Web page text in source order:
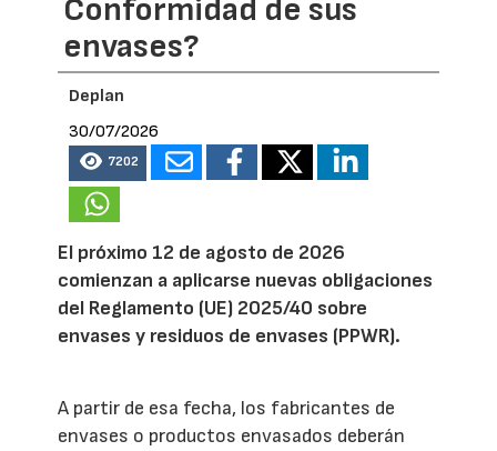
Conformidad de sus
envases?
Deplan
30/07/2026
7202
El próximo 12 de agosto de 2026
comienzan a aplicarse nuevas obligaciones
del Reglamento (UE) 2025/40 sobre
envases y residuos de envases (PPWR).
A partir de esa fecha, los fabricantes de
envases o productos envasados deberán